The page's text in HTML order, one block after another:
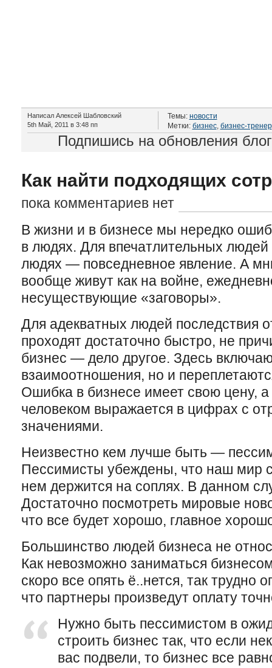
Написал Алексей Шабловский
5th Май, 2011 в 3:48 пп
Темы: новости
Метки: бизнес, бизнес-тренер
Подпишись на обновления
Как найти подходящих
пока комментариев нет
В жизни и в бизнесе мы нередко
в людях. Для впечатлительных
людях — повседневное явление. А
вообще живут как на войне,
несуществующие «заговоры».
Для адекватных людей последствия
проходят достаточно быстро, не
бизнес — дело другое. Здесь
взаимоотношения, но и
Ошибка в бизнесе имеет свою цену,
человеком выражается в цифрах с
значениями.
Неизвестно кем лучше быть —
Пессимисты убеждены, что наш мир
нем держится на соплях. В данном
Достаточно посмотреть мировые
что все будет хорошо, главное
Большинство людей бизнеса не
Как невозможно заниматься
скоро все опять ё..нется, так трудно
что партнеры произведут оплату
Нужно быть пессимистом в
строить бизнес так, что если
вас подвели, то бизнес все